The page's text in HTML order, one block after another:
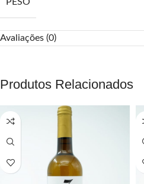
Avaliações (0)
Produtos Relacionados